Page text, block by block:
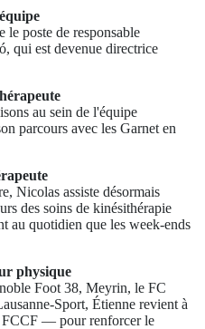
le poste de responsable
qui est devenue directrice
au sein de l'équipe
parcours avec les Garnet en
Nicolas assiste désormais
des soins de kinésithérapie
au quotidien que les week-ends
physique
Foot 38, Meyrin, le FC
Sport, Étienne revient à
— pour renforcer le